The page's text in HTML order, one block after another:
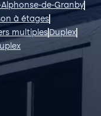
de-Granby
à étages
multiplesDuplex